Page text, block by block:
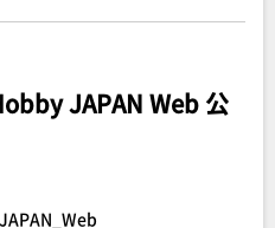
JAPAN Web 公